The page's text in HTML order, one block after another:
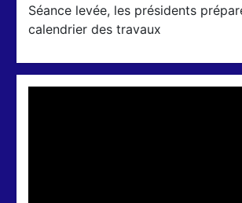
Séance levée, les présidents
calendrier des travaux